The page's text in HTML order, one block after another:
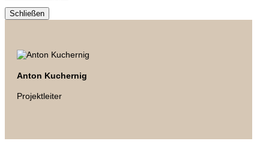
Schließen
Anton Kuchernig
Projektleiter